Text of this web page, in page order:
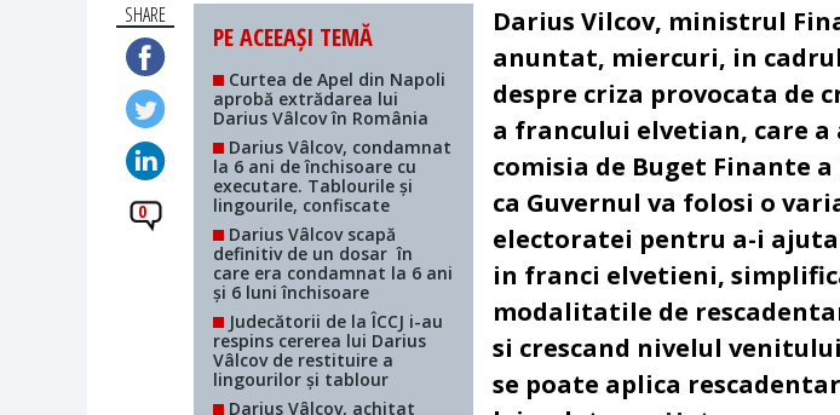
SHARE
0
PE ACEEAȘI TEMĂ
Curtea de Apel din Napoli
aprobă extrădarea lui
Darius Vâlcov în România
Darius Vâlcov, condamnat
la 6 ani de închisoare cu
executare. Tablourile și
lingourile, confiscate
Darius Vâlcov scapă
definitiv de un dosar în
care era condamnat la 6 ani
și 6 luni închisoare
Judecătorii de la ÎCCJ i-au
respins cererea lui Darius
Vâlcov de restituire a
lingourilor și tablour
Darius Vâlcov, achitat
Darius Vilcov, ministrul
anuntat, miercuri, in
despre criza provocata de
a francului elvetian, care a
comisia de Buget Finante
ca Guvernul va folosi o
electoratei pentru a-i
in franci elvetieni,
modalitatile de
si crescand nivelul
se poate aplica